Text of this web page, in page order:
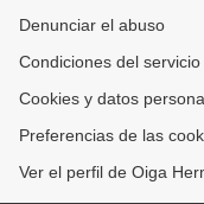
Denunciar el abuso
Condiciones del servicio
Cookies y datos
Preferencias de las
Ver el perfil de Oiga